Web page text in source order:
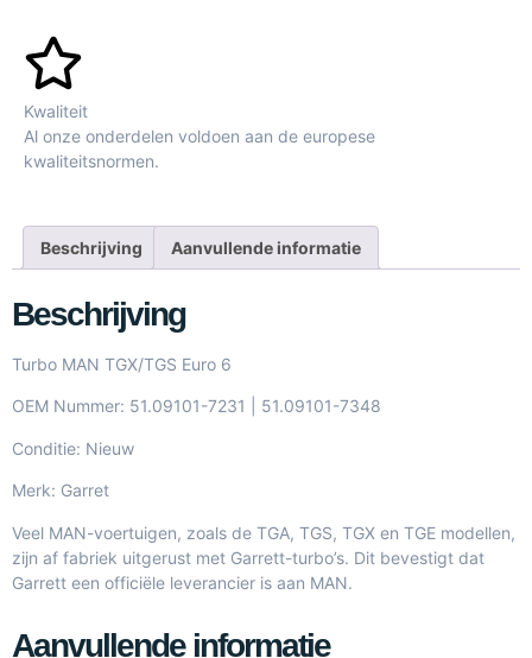
Kwaliteit
Al onze onderdelen voldoen aan de europese
kwaliteitsnormen.
Beschrijving Aanvullende informatie
Beschrijving
Turbo MAN TGX/TGS Euro 6
OEM Nummer: 51.09101-7231 | 51.09101-7348
Conditie: Nieuw
Merk: Garret
Veel MAN-voertuigen, zoals de TGA, TGS, TGX en TGE modellen,
zijn af fabriek uitgerust met Garrett-turbo’s. Dit bevestigt dat
Garrett een officiële leverancier is aan MAN.
Aanvullende informatie